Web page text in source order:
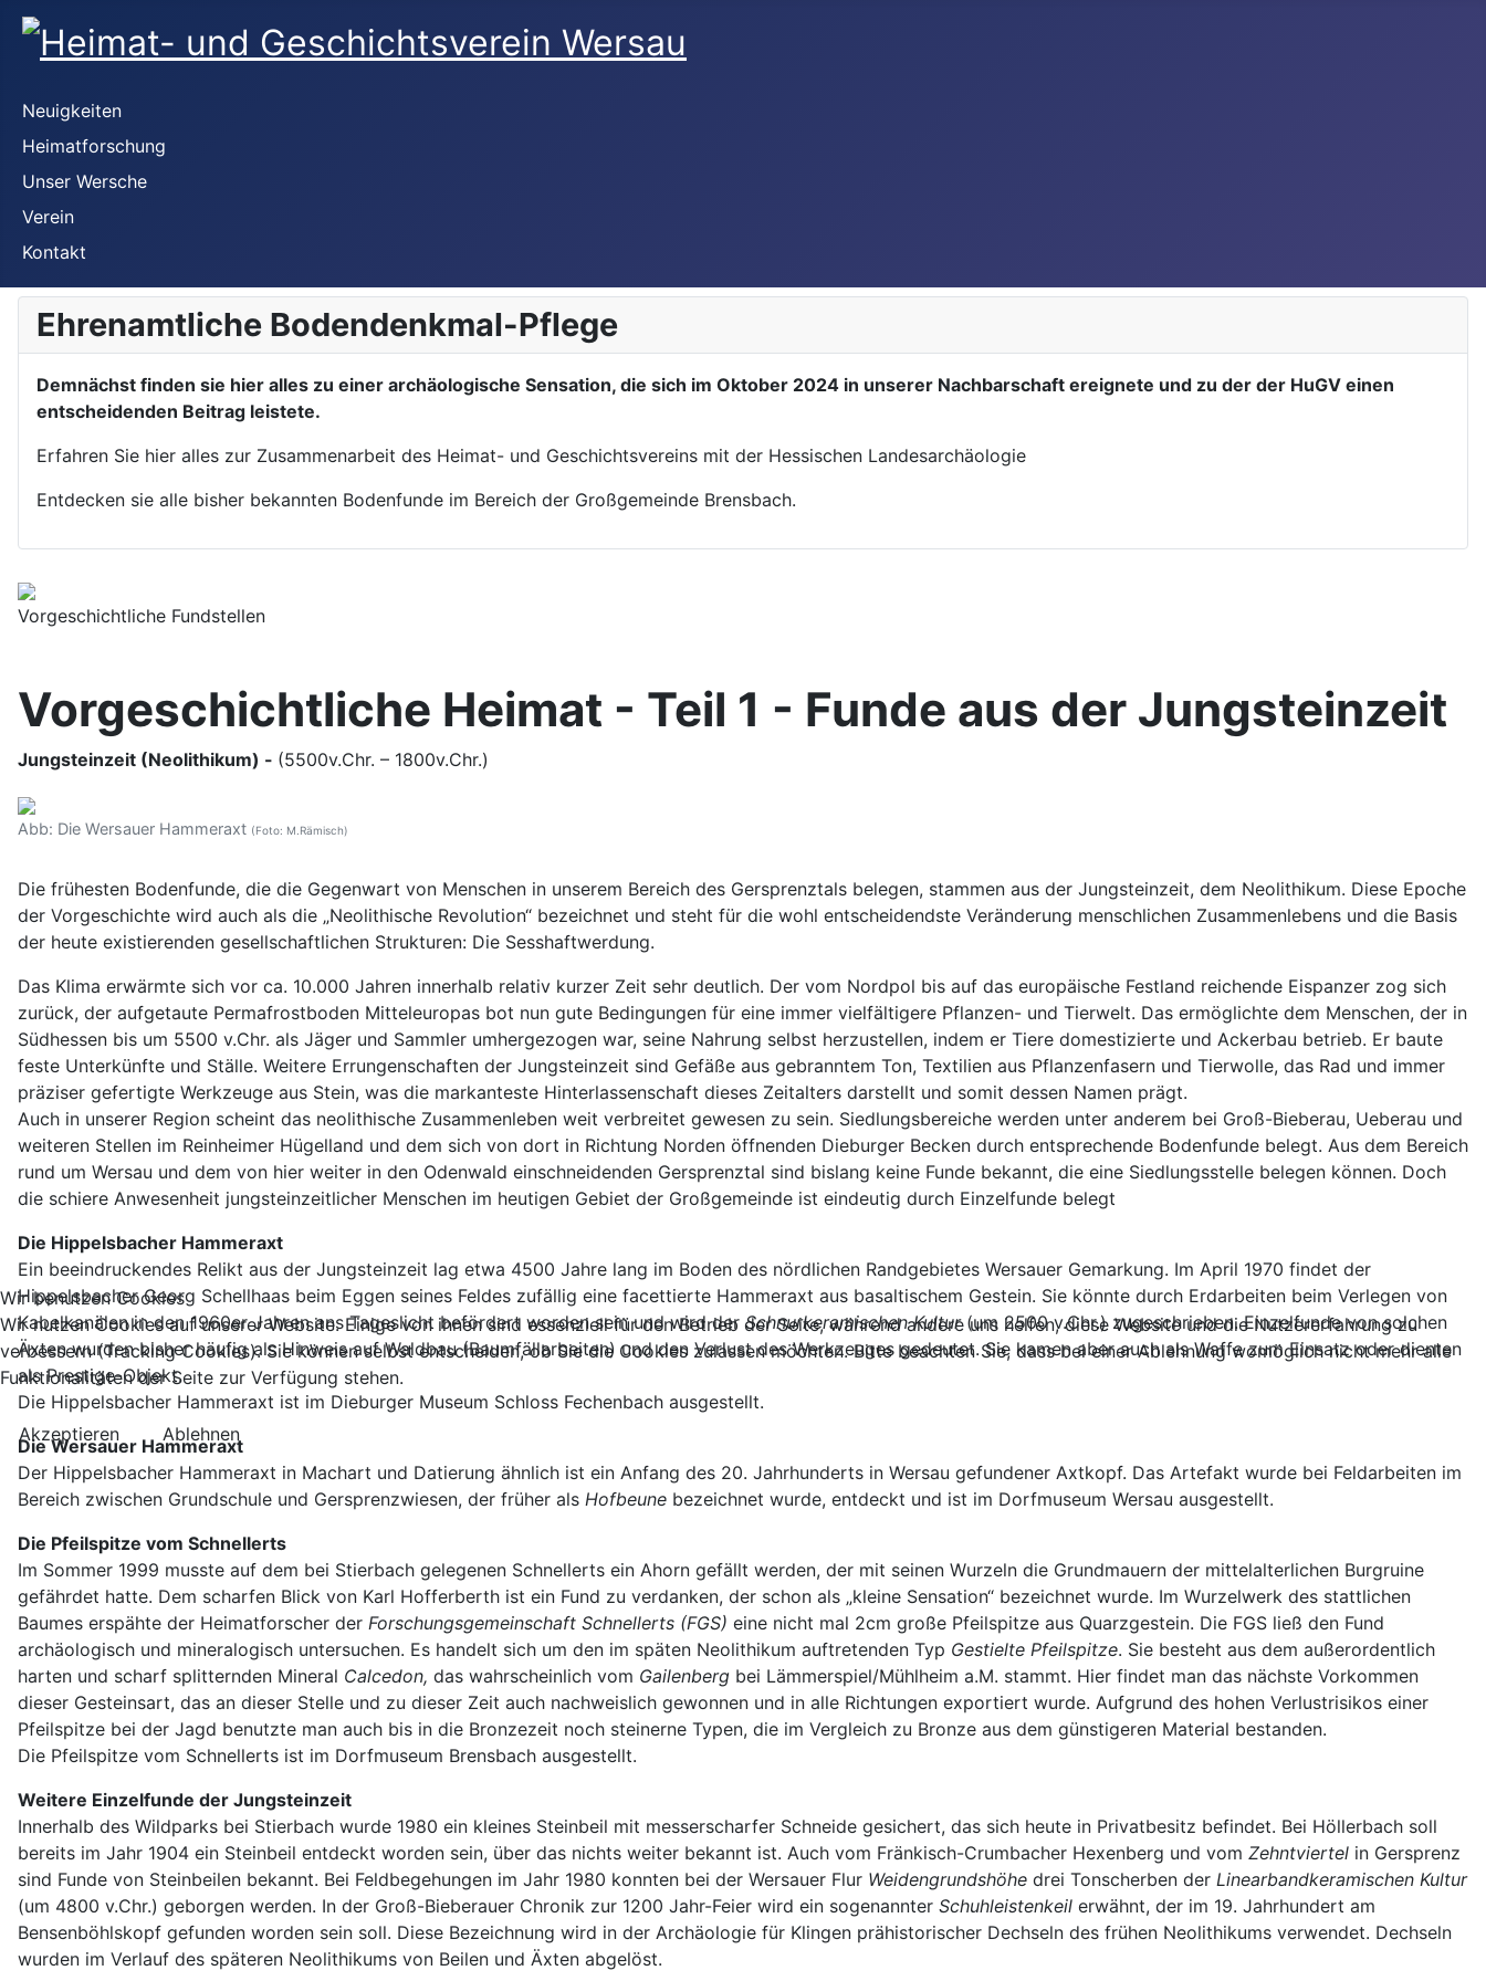
Neuigkeiten
Heimatforschung
Unser Wersche
Verein
Kontakt
Ehrenamtliche Bodendenkmal-Pflege
Demnächst finden sie hier alles zu einer archäologische Sensation, die sich im Oktober 2024 in unserer Nachbarschaft ereignete und zu der der HuGV einen
entscheidenden Beitrag leistete.
Erfahren Sie hier alles zur Zusammenarbeit des Heimat- und Geschichtsvereins mit der Hessischen Landesarchäologie
Entdecken sie alle bisher bekannten Bodenfunde im Bereich der Großgemeinde Brensbach.
Vorgeschichtliche Fundstellen
Vorgeschichtliche Heimat - Teil 1 - Funde aus der Jungsteinzeit
Jungsteinzeit (Neolithikum) - (5500v.Chr. – 1800v.Chr.)
Abb: Die Wersauer Hammeraxt (Foto: M.Rämisch)
Die frühesten Bodenfunde, die die Gegenwart von Menschen in unserem Bereich des Gersprenztals belegen, stammen aus der Jungsteinzeit, dem Neolithikum. Diese Epoche
der Vorgeschichte wird auch als die „Neolithische Revolution“ bezeichnet und steht für die wohl entscheidendste Veränderung menschlichen Zusammenlebens und die Basis
der heute existierenden gesellschaftlichen Strukturen: Die Sesshaftwerdung.
Das Klima erwärmte sich vor ca. 10.000 Jahren innerhalb relativ kurzer Zeit sehr deutlich. Der vom Nordpol bis auf das europäische Festland reichende Eispanzer zog sich
zurück, der aufgetaute Permafrostboden Mitteleuropas bot nun gute Bedingungen für eine immer vielfältigere Pflanzen- und Tierwelt. Das ermöglichte dem Menschen, der in
Südhessen bis um 5500 v.Chr. als Jäger und Sammler umhergezogen war, seine Nahrung selbst herzustellen, indem er Tiere domestizierte und Ackerbau betrieb. Er baute
feste Unterkünfte und Ställe. Weitere Errungenschaften der Jungsteinzeit sind Gefäße aus gebranntem Ton, Textilien aus Pflanzenfasern und Tierwolle, das Rad und immer
präziser gefertigte Werkzeuge aus Stein, was die markanteste Hinterlassenschaft dieses Zeitalters darstellt und somit dessen Namen prägt.
Auch in unserer Region scheint das neolithische Zusammenleben weit verbreitet gewesen zu sein. Siedlungsbereiche werden unter anderem bei Groß-Bieberau, Ueberau und
weiteren Stellen im Reinheimer Hügelland und dem sich von dort in Richtung Norden öffnenden Dieburger Becken durch entsprechende Bodenfunde belegt. Aus dem Bereich
rund um Wersau und dem von hier weiter in den Odenwald einschneidenden Gersprenztal sind bislang keine Funde bekannt, die eine Siedlungsstelle belegen können. Doch
die schiere Anwesenheit jungsteinzeitlicher Menschen im heutigen Gebiet der Großgemeinde ist eindeutig durch Einzelfunde belegt
Die Hippelsbacher Hammeraxt
Ein beeindruckendes Relikt aus der Jungsteinzeit lag etwa 4500 Jahre lang im Boden des nördlichen Randgebietes Wersauer Gemarkung. Im April 1970 findet der
Hippelsbacher Georg Schellhaas beim Eggen seines Feldes zufällig eine facettierte Hammeraxt aus basaltischem Gestein. Sie könnte durch Erdarbeiten beim Verlegen von
Kabelkanälen in den 1960er Jahren ans Tageslicht befördert worden sein und wird derSchnurkeramischen Kultur(um 2500 v.Chr.) zugeschrieben. Einzelfunde von solchen
Äxten wurden bisher häufig als Hinweis auf Waldbau (Baumfällarbeiten) und den Verlust des Werkzeuges gedeutet. Sie kamen aber auch als Waffe zum Einsatz oder dienten
als Prestige-Objekt.
Die Hippelsbacher Hammeraxt ist im Dieburger Museum Schloss Fechenbach ausgestellt.
Die Wersauer Hammeraxt
Der Hippelsbacher Hammeraxt in Machart und Datierung ähnlich ist ein Anfang des 20. Jahrhunderts in Wersau gefundener Axtkopf. Das Artefakt wurde bei Feldarbeiten im
Bereich zwischen Grundschule und Gersprenzwiesen, der früher als Hofbeune bezeichnet wurde, entdeckt und ist im Dorfmuseum Wersau ausgestellt.
Die Pfeilspitze vom Schnellerts
Im Sommer 1999 musste auf dem bei Stierbach gelegenen Schnellerts ein Ahorn gefällt werden, der mit seinen Wurzeln die Grundmauern der mittelalterlichen Burgruine
gefährdet hatte. Dem scharfen Blick von Karl Hofferberth ist ein Fund zu verdanken, der schon als „kleine Sensation“ bezeichnet wurde. Im Wurzelwerk des stattlichen
Baumes erspähte der Heimatforscher der Forschungsgemeinschaft Schnellerts (FGS) eine nicht mal 2cm große Pfeilspitze aus Quarzgestein. Die FGS ließ den Fund
archäologisch und mineralogisch untersuchen. Es handelt sich um den im späten Neolithikum auftretenden Typ Gestielte Pfeilspitze. Sie besteht aus dem außerordentlich
harten und scharf splitternden Mineral Calcedon, das wahrscheinlich vom Gailenberg bei Lämmerspiel/Mühlheim a.M. stammt. Hier findet man das nächste Vorkommen
dieser Gesteinsart, das an dieser Stelle und zu dieser Zeit auch nachweislich gewonnen und in alle Richtungen exportiert wurde. Aufgrund des hohen Verlustrisikos einer
Pfeilspitze bei der Jagd benutzte man auch bis in die Bronzezeit noch steinerne Typen, die im Vergleich zu Bronze aus dem günstigeren Material bestanden.
Die Pfeilspitze vom Schnellerts ist im Dorfmuseum Brensbach ausgestellt.
Weitere Einzelfunde der Jungsteinzeit
Innerhalb des Wildparks bei Stierbach wurde 1980 ein kleines Steinbeil mit messerscharfer Schneide gesichert, das sich heute in Privatbesitz befindet. Bei Höllerbach soll
bereits im Jahr 1904 ein Steinbeil entdeckt worden sein, über das nichts weiter bekannt ist. Auch vom Fränkisch-Crumbacher Hexenberg und vom Zehntviertel in Gersprenz
sind Funde von Steinbeilen bekannt. Bei Feldbegehungen im Jahr 1980 konnten bei der Wersauer Flur Weidengrundshöhe drei Tonscherben der Linearbandkeramischen Kultur
(um 4800 v.Chr.) geborgen werden. In der Groß-Bieberauer Chronik zur 1200 Jahr-Feier wird ein sogenannter Schuhleistenkeil erwähnt, der im 19. Jahrhundert am
Bensenböhlskopf gefunden worden sein soll. Diese Bezeichnung wird in der Archäologie für Klingen prähistorischer Dechseln des frühen Neolithikums verwendet. Dechseln
wurden im Verlauf des späteren Neolithikums von Beilen und Äxten abgelöst.
Wir benutzen Cookies
Wir nutzen Cookies auf unserer Website. Einige von ihnen sind essenziell für den Betrieb der Seite, während andere uns helfen, diese Website und die Nutzererfahrung zu
verbessern (Tracking Cookies). Sie können selbst entscheiden, ob Sie die Cookies zulassen möchten. Bitte beachten Sie, dass bei einer Ablehnung womöglich nicht mehr alle
Funktionalitäten der Seite zur Verfügung stehen.
Akzeptieren Ablehnen